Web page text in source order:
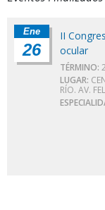
Ene
26
II
ocular
TÉRMINO:
LUGAR:
RÍO. AV.